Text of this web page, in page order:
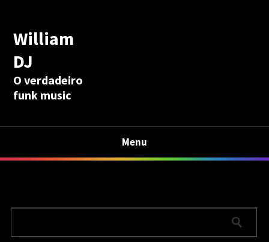
William
DJ
O verdadeiro
funk music
Menu